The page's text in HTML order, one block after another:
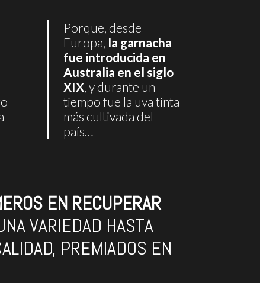
Porque, desde
Europa, la garnacha
fue introducida en
Australia en el siglo
XIX , y durante un
tiempo fue la uva tinta
más cultivada del
país…
EN RECUPERAR
VARIEDAD HASTA
PREMIADOS EN